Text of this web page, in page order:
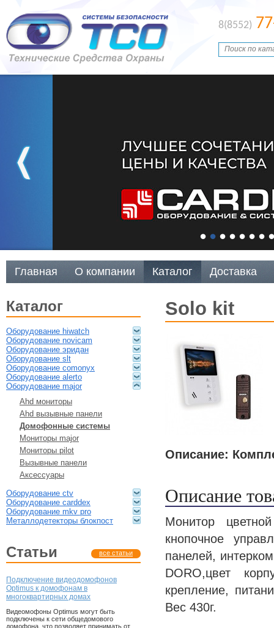
8(8552)
Главная О компании Каталог Доставка
каталог
оборудование hiwatch
оборудование novicam
оборудование эридан
оборудование slt
оборудование comonyx
оборудование alerto
оборудование major
ahd мониторы
ahd вызывные панели
домофонные системы
мониторы major
мониторы pilot
вызывные панели
аксессуары
оборудование ctv
оборудование carddex
оборудование mkv pro
металлодетекторы блокпост
статьи все статьи
Подключение видеодомофонов
Optimus к домофонам в
многоквартирных домах
Видеомофоны Optimus могут быть
подключены к сети общедомового
домофона, что позволяет принимать от
solo kit
Описание:
Описание
Монитор
кнопочное
панелей,
DORO,цвет
крепление,
Вес 430г.